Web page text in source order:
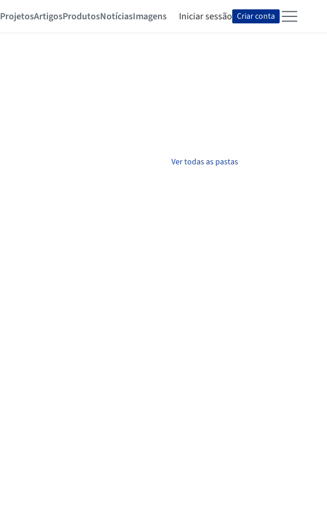
ProjetosArtigosProdutosNotíciasImagens Iniciar sessão Criar conta
Ver todas as pastas